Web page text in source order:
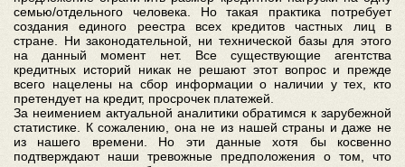
семью/отдельного человека. Но такая практика потребует
создания единого реестра всех кредитов частных лиц в
стране. Ни законодательной, ни технической базы для этого
на данный момент нет. Все существующие агентства
кредитных историй никак не решают этот вопрос и прежде
всего нацелены на сбор информации о наличии у тех, кто
претендует на кредит, просрочек платежей.
За неимением актуальной аналитики обратимся к зарубежной
статистике. К сожалению, она не из нашей страны и даже не
из нашего времени. Но эти данные хотя бы косвенно
подтверждают наши тревожные предположения о том, что